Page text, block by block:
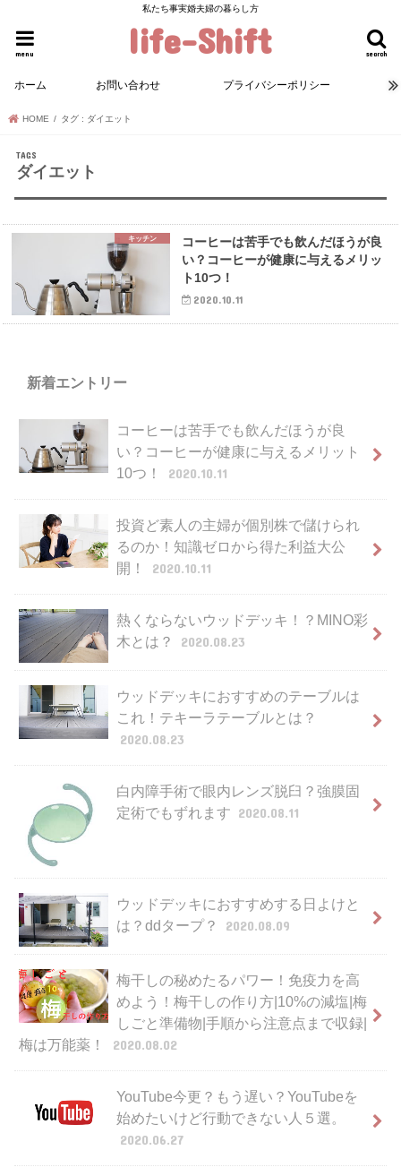
私たち事実婚夫婦の暮らし方
life-Shift search
menu
ホーム お問い合わせ プライバシーポリシー
HOME タグ : ダイエット
ダイエット
キッチン
コーヒーは苦手でも飲んだほうが良
い？コーヒーが健康に与えるメリッ
ト10つ！
2020.10.11
新着エントリー
コーヒーは苦手でも飲んだほうが良
い？コーヒーが健康に与えるメリット
10つ！
2020.10.11
投資ど素人の主婦が個別株で儲けられ
るのか！知識ゼロから得た利益大公
開！
2020.10.11
熱くならないウッドデッキ！？MINO彩
木とは？
2020.08.23
ウッドデッキにおすすめのテーブルは
これ！テキーラテーブルとは？
2020.08.23
白内障手術で眼内レンズ脱臼？強膜固
定術でもずれます 2020.08.11
ウッドデッキにおすすめする日よけと
は？ddタープ？
2020.08.09
梅干しの秘めたるパワー！免疫力を高
めよう！梅干しの作り方|10%の減塩|梅
しごと準備物|手順から注意点まで収録|
梅は万能薬！
2020.08.02
YouTube今更？もう遅い？YouTubeを
始めたいけど行動できない人５選。
2020.06.27